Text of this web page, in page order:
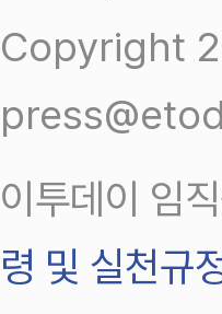
Copyright
이투데이 임
령 및 실천규